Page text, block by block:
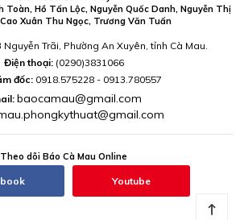
Toàn, Hồ Tấn Lộc, Nguyễn Quốc Danh, Nguyễn Thị
Xuân Thu Ngọc, Trương Văn Tuấn
Trãi, Phường An Xuyên, tỉnh Cà Mau.
Điện thoại: (0290)3831066
đốc: 0918.575228 - 0913.780557
baocamau@gmail.com
Theo dõi Báo Cà Mau Online
Youtube